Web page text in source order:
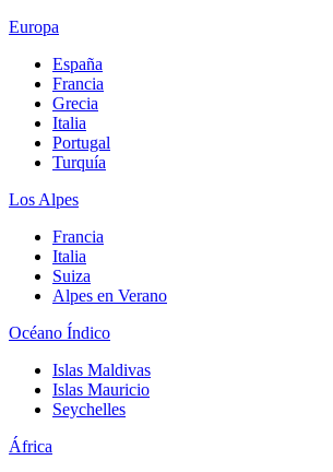
Europa
España
Francia
Grecia
Italia
Portugal
Turquía
Los Alpes
Francia
Italia
Suiza
Alpes en Verano
Océano Índico
Islas Maldivas
Islas Mauricio
Seychelles
África